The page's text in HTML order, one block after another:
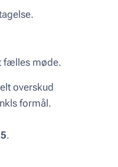
fælles møde.
overskud
formål.
.